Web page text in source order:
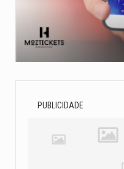
PUBLICIDADE